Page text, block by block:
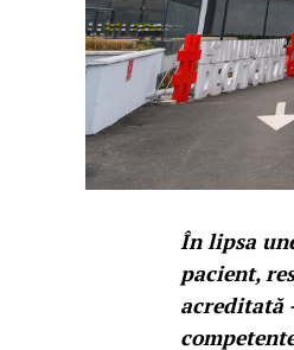
În lipsa
pacient,
acreditată